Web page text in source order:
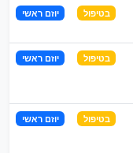
בטיפול יוזם ראשי
בטיפול יוזם ראשי
בטיפול יוזם ראשי